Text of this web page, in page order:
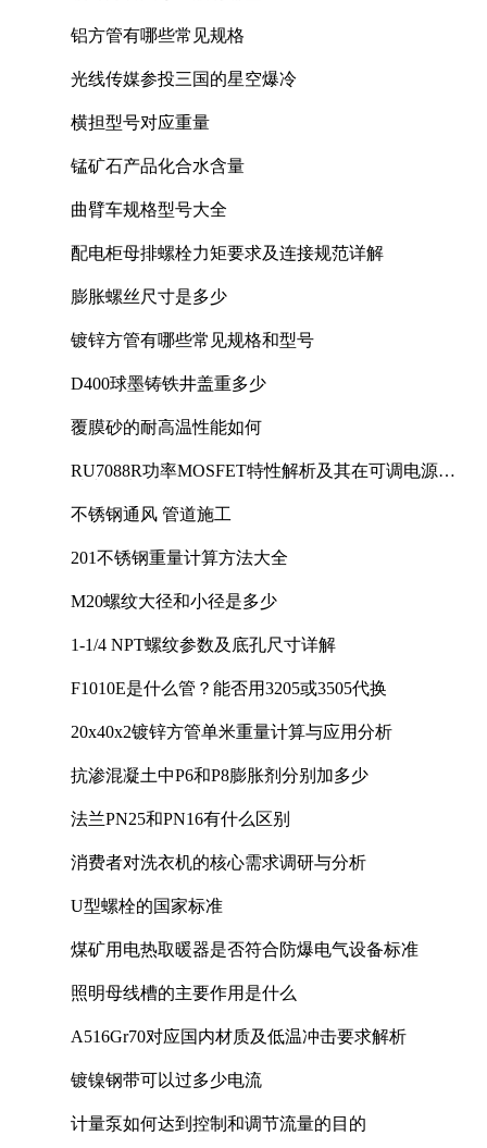
铝方管有哪些常见规格
光线传媒参投三国的星空爆冷
横担型号对应重量
锰矿石产品化合水含量
曲臂车规格型号大全
配电柜母排螺栓力矩要求及连接规范详解
膨胀螺丝尺寸是多少
镀锌方管有哪些常见规格和型号
D400球墨铸铁井盖重多少
覆膜砂的耐高温性能如何
RU7088R功率MOSFET特性解析及其在可调电源设
不锈钢通风 管道施工
201不锈钢重量计算方法大全
M20螺纹大径和小径是多少
1-1/4 NPT螺纹参数及底孔尺寸详解
F1010E是什么管？能否用3205或3505代换
20x40x2镀锌方管单米重量计算与应用分析
抗渗混凝土中P6和P8膨胀剂分别加多少
法兰PN25和PN16有什么区别
消费者对洗衣机的核心需求调研与分析
U型螺栓的国家标准
煤矿用电热取暖器是否符合防爆电气设备标准
照明母线槽的主要作用是什么
A516Gr70对应国内材质及低温冲击要求解析
镀镍钢带可以过多少电流
计量泵如何达到控制和调节流量的目的